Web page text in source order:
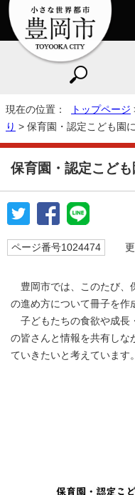
現在の位置： トップページ
り > 保育園・認定こども園
保育園・認定こど
ページ番号1024474 更
豊岡市では、このたび、
の進め方について冊子を作
子どもたちの食欲や成長
の皆さんと情報を共有しな
ていきたいと考えています。